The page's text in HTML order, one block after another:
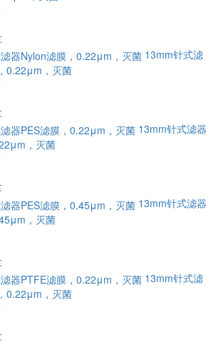
13mm针式滤
0.22μm，灭菌
13mm针式滤器
，灭菌
13mm针式滤器
，灭菌
13mm针式滤
0.22μm，灭菌